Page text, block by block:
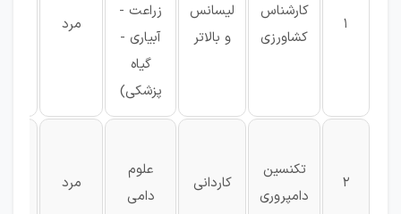
1
کارشناس
کشاورزی
لیسانس
و بالاتر
زراعت -
آبیاری -
گیاه
پزشکی)
مرد
2
تکنسین
دامپروری
کاردانی
علوم
دامی
مرد